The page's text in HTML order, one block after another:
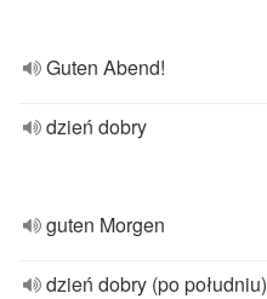
Guten Abend!
dzień dobry
guten Morgen
dzień dobry (po południu)